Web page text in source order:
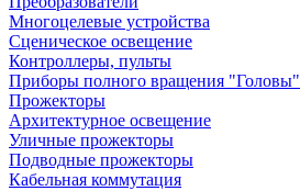
Многоцелевые устройства
Сценическое освещение
Контроллеры, пульты
Приборы полного вращения "Головы"
Прожекторы
Архитектурное освещение
Уличные прожекторы
Подводные прожекторы
Кабельная коммутация